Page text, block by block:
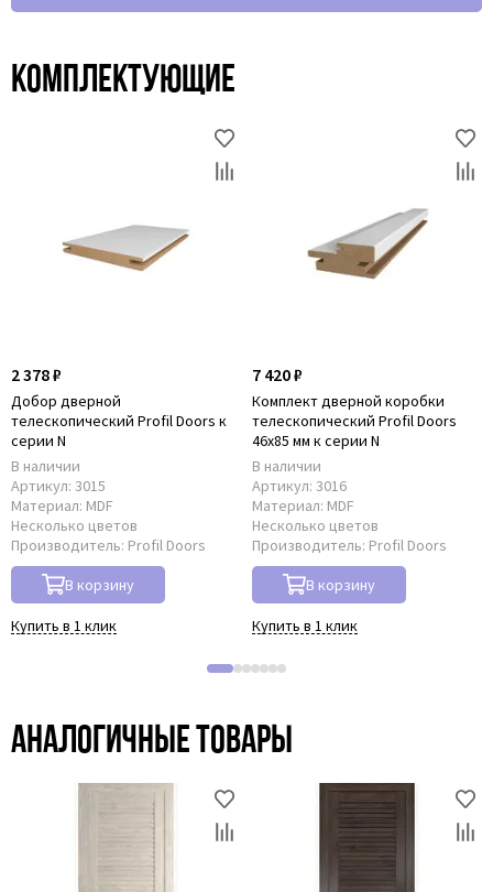
Комплектующие
2 378 ₽
Добор дверной
телескопический Profil Doors к
серии N
В наличии
Артикул: 3015
Материал: MDF
Несколько цветов
Производитель: Profil Doors
В корзину
Купить в 1 клик
7 420 ₽
Комплект дверной коробки
телескопический Profil Doors
46x85 мм к серии N
В наличии
Артикул: 3016
Материал: MDF
Несколько цветов
Производитель: Profil Doors
В корзину
Купить в 1 клик
Аналогичные товары